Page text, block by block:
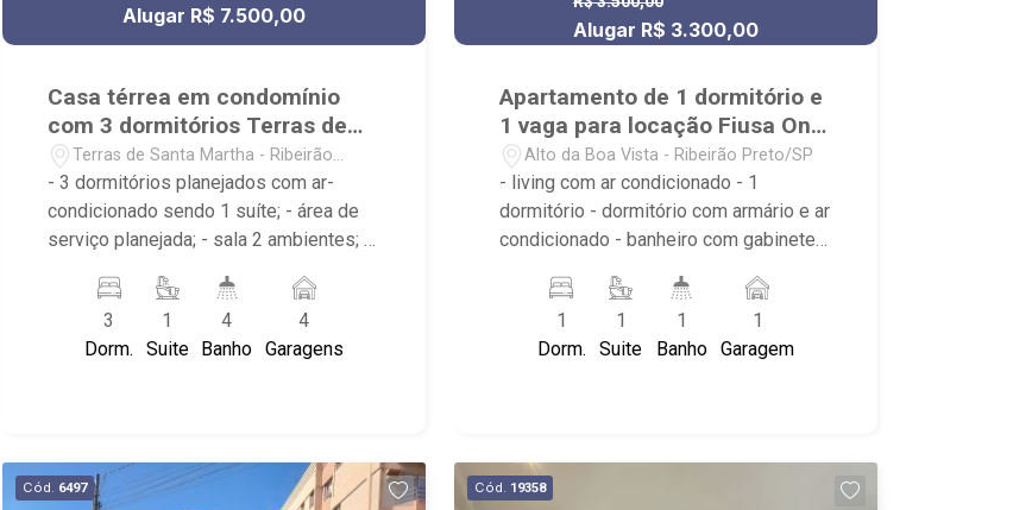
Alugar R$ 7.500,00
Casa térrea em condomínio
com 3 dormitórios Terras de
Santa Martha
Terras de Santa Martha - Ribeirão
Preto/SP
- 3 dormitórios planejados com ar-
condicionado sendo 1 suíte; - área de
serviço planejada; - sala 2 ambientes; -
planejada; - lavabo; - varanda gourmet; -
piscina com prainha; - 4 banheiros
planejados com box e espelho; -
câmeras;
3
Dorm.
1
Suite
4
Banho
4
Garagens
Alugar R$ 3.300,00
Apartamento de 1 dormitório e
1 vaga para locação Fiusa One
na Vargas com Fiusa
Alto da Boa Vista - Ribeirão Preto/SP
- living com ar condicionado - 1
dormitório - dormitório com armário e ar
condicionado - banheiro com gabinete e
fechamento em vidro - cozinha
planejada - cozinha já com cooktop e
forno - projeto de iluminação - andar
mirante na cobertura. Piscina, salão de
festas e varanda gourmet no térreo -
1
Dorm.
1
Suite
1
Banho
1
Garagem
Cód. 6497 Cód. 19358